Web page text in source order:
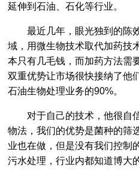
延伸到石油、石化等行业。
最近几年，眼光独到的陈
域，用微生物技术取代加药技
本只有几毛钱，而加药方法需
双重优势让市场很快接纳了他
石油生物处理业务的90%。
对于自己的技术，他很自
物法，我们的优势是菌种的筛
业也在做，但是没有我们控制
污水处理，行业内都知道博大